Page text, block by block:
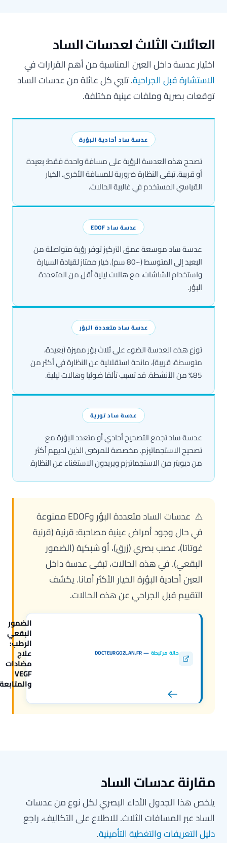
العائلات الثلاث لعدسات الساد
اختيار عدسة داخل العين المناسبة من أهم القرارات في
الاستشارة قبل الجراحية. تلبي كل عائلة من عدسات الساد
توقعات بصرية وملفات عينية مختلفة.
عدسة ساد أحادية البؤرة
تصحح هذه العدسة الرؤية على مسافة واحدة فقط: بعيدة
أو قريبة. تبقى النظارة ضرورية للمسافة الأخرى. الخيار
القياسي المستخدم في غالبية الحالات.
عدسة ساد EDOF
عدسة ساد موسعة عمق التركيز توفر رؤية متواصلة من
البعيد إلى المتوسط (~80 سم). خيار ممتاز لقيادة السيارة
واستخدام الشاشات، مع هالات ليلية أقل من المتعددة
البؤر.
عدسة ساد متعددة البؤر
توزع هذه العدسة الضوء على ثلاث بؤر مميزة (بعيدة،
متوسطة، قريبة)، مانحة استقلالية عن النظارة في أكثر من
عدسة ساد تورية
عدسة ساد تجمع التصحيح أحادي أو متعدد البؤرة مع
تصحيح الاستجماتيزم. مخصصة للمرضى الذين لديهم أكثر
من ديوبتر من الاستجماتيزم ويريدون الاستغناء عن النظارة.
⚠️ عدسات الساد متعددة البؤر وEDOF ممنوعة
في حال وجود أمراض عينية مصاحبة: قرنية (قرنية
غوتاتا)، عصب بصري (زرق)، أو شبكية (الضمور
البقعي). في هذه الحالات، تبقى عدسة داخل
العين أحادية البؤرة الخيار الأكثر أمانا. يكشف
التقييم قبل الجراحي عن هذه الحالات.
حالة مرتبطة—
DOCTEURGOZLAN.FR
الضمور
البقعي
الرطب:
علاج
مضادات
VEGF
والمتابعة
مقارنة عدسات الساد
يلخص هذا الجدول الأداء البصري لكل نوع من عدسات
الساد عبر المسافات الثلاث. للاطلاع على التكاليف، راجع
دليل التعريفات والتغطية التأمينية.